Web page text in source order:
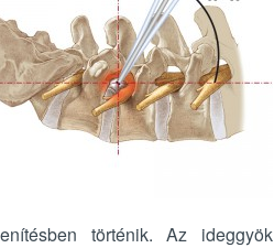
történik. Az ideggyök